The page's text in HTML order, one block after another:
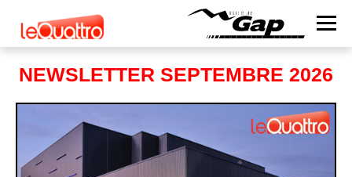
NEWSLETTER SEPTEMBRE 2026